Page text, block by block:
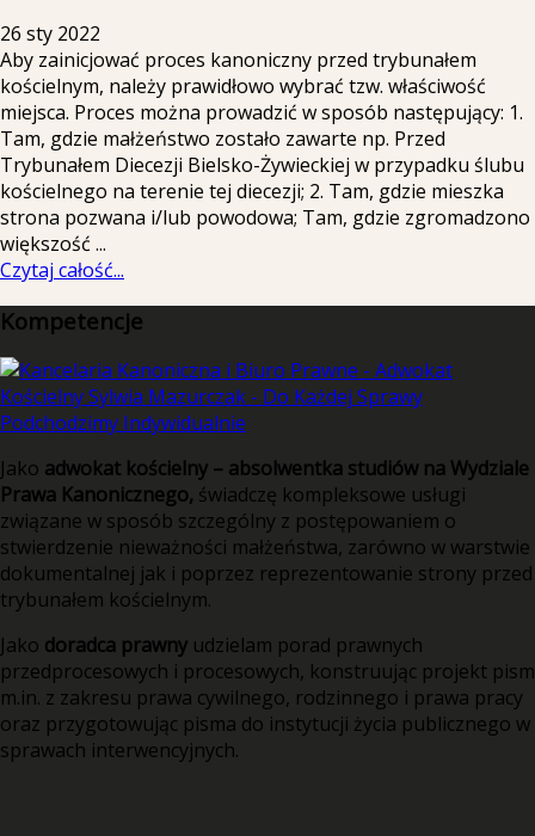
26 sty 2022
Aby zainicjować proces kanoniczny przed trybunałem
kościelnym, należy prawidłowo wybrać tzw. właściwość
miejsca. Proces można prowadzić w sposób następujący: 1.
Tam, gdzie małżeństwo zostało zawarte np. Przed
Trybunałem Diecezji Bielsko-Żywieckiej w przypadku ślubu
kościelnego na terenie tej diecezji; 2. Tam, gdzie mieszka
strona pozwana i/lub powodowa; Tam, gdzie zgromadzono
większość ...
Czytaj całość...
Kompetencje
Jako adwokat kościelny – absolwentka studiów na Wydziale
Prawa Kanonicznego, świadczę kompleksowe usługi
związane w sposób szczególny z postępowaniem o
stwierdzenie nieważności małżeństwa, zarówno w warstwie
dokumentalnej jak i poprzez reprezentowanie strony przed
trybunałem kościelnym.
Jako doradca prawny udzielam porad prawnych
przedprocesowych i procesowych, konstruując projekt pism
m.in. z zakresu prawa cywilnego, rodzinnego i prawa pracy
oraz przygotowując pisma do instytucji życia publicznego w
sprawach interwencyjnych.